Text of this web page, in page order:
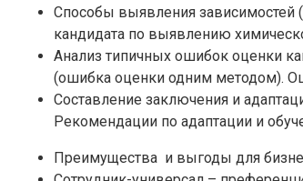
Способы выявления зависимостей
кандидата по выявлению
Анализ типичных ошибок оценки
(ошибка оценки одним методом).
Составление заключения и
Рекомендации по адаптации и
Преимущества и выгоды для